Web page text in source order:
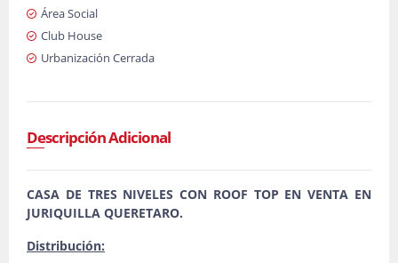
Área Social
Club House
Urbanización Cerrada
Descripción Adicional
CASA DE TRES NIVELES CON ROOF TOP EN VENTA EN
JURIQUILLA QUERETARO.
Distribución: